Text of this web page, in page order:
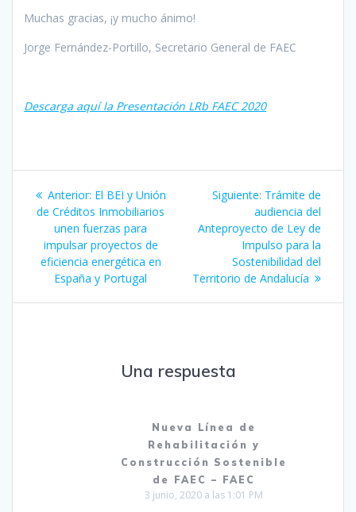
Muchas gracias, ¡y mucho ánimo!
Jorge Fernández-Portillo, Secretario General de FAEC
Descarga aquí la Presentación LRb FAEC 2020
Navegación
de
entradas
Anterior: Entrada
anterior:
El BEI y Unión
de Créditos Inmobiliarios
unen fuerzas para
impulsar proyectos de
eficiencia energética en
España y Portugal
Siguiente: Siguiente
entrada:
Trámite de
audiencia del
Anteproyecto de Ley de
Impulso para la
Sostenibilidad del
Territorio de Andalucía
Una respuesta
Nueva Línea de
Rehabilitación y
Construcción Sostenible
de FAEC – FAEC
3 junio, 2020 a las 1:01 PM